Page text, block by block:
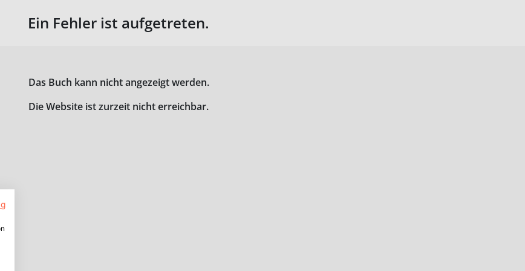
Ein Fehler ist aufgetreten.
Das Buch kann nicht angezeigt werden.
Die Website ist zurzeit nicht erreichbar.